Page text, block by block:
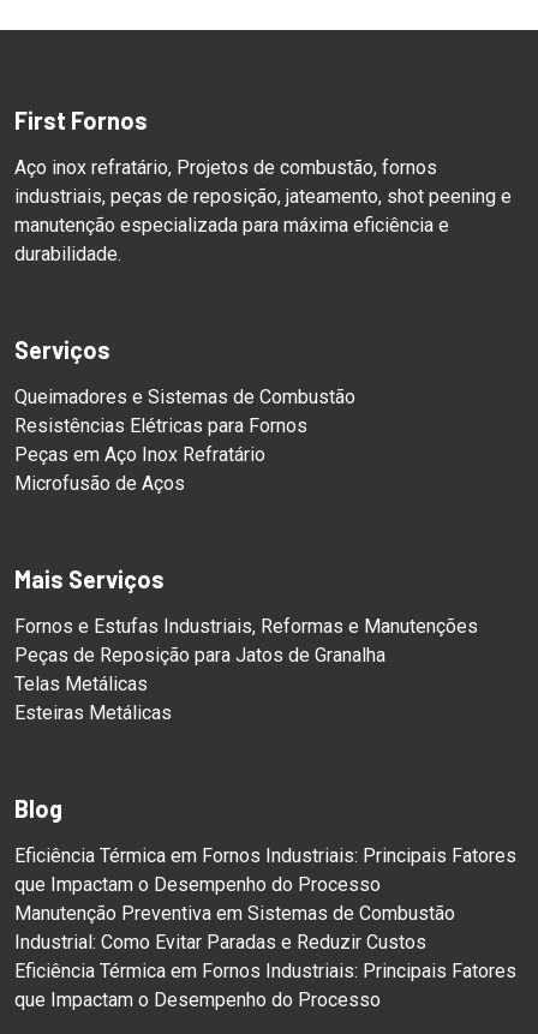
First Fornos
Aço inox refratário, Projetos de combustão, fornos
industriais, peças de reposição, jateamento, shot peening e
manutenção especializada para máxima eficiência e
durabilidade.
Serviços
Queimadores e Sistemas de Combustão
Resistências Elétricas para Fornos
Peças em Aço Inox Refratário
Microfusão de Aços
Mais Serviços
Fornos e Estufas Industriais, Reformas e Manutenções
Peças de Reposição para Jatos de Granalha
Telas Metálicas
Esteiras Metálicas
Blog
Eficiência Térmica em Fornos Industriais: Principais Fatores
que Impactam o Desempenho do Processo
Manutenção Preventiva em Sistemas de Combustão
Industrial: Como Evitar Paradas e Reduzir Custos
Eficiência Térmica em Fornos Industriais: Principais Fatores
que Impactam o Desempenho do Processo